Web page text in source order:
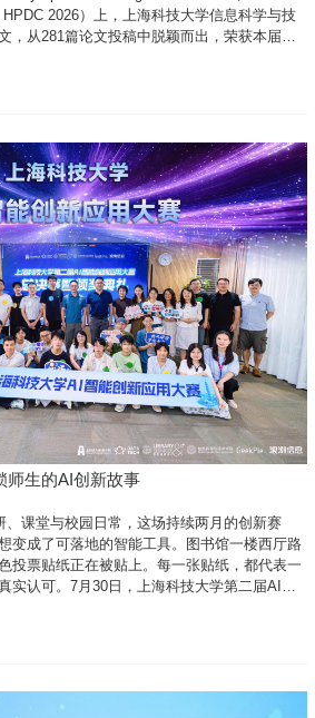
2026）上，上海科技大学信息科学与技
，从281篇论文投稿中脱颖而出，荣获本届会
，被谷歌（Google）、Meta等大量采用存储
师生的AI创新故事
课堂与校园日常，这场持续两月的创新赛
变成了可落地的智能工具。图书馆一楼西厅路
投票贴纸正在被贴上。每一张贴纸，都代表一
实认可。7月30日，上海科技大学第二届AI智
午路演、下午答辩，一整天的赛程紧张而充